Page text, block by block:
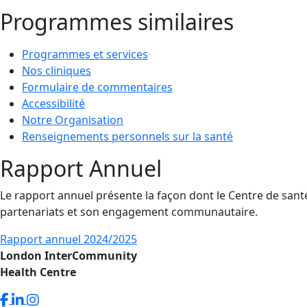
Programmes similaires
Programmes et services
Nos cliniques
Formulaire de commentaires
Accessibilité
Notre Organisation
Renseignements personnels sur la santé
Rapport Annuel
Le rapport annuel présente la façon dont le Centre de
partenariats et son engagement communautaire.
Rapport annuel 2024/2025
London InterCommunity
Health Centre